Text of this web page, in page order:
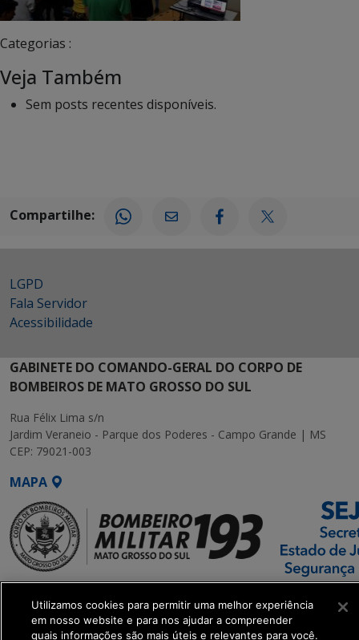
Categorias :
Veja Também
Sem posts recentes disponíveis.
Compartilhe:
LGPD
Fala Servidor
Acessibilidade
GABINETE DO COMANDO-GERAL DO CORPO DE
BOMBEIROS DE MATO GROSSO DO SUL
Rua Félix Lima s/n
Jardim Veraneio - Parque dos Poderes - Campo Grande | MS
CEP: 79021-003
MAPA
SETDIG | Secretaria-
Executiva de
Transformação Digital
Utilizamos cookies para permitir uma melhor experiência
em nosso website e para nos ajudar a compreender
quais informações são mais úteis e relevantes para você.